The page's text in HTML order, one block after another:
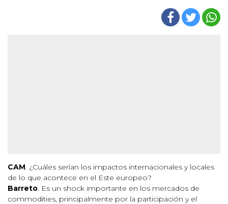
CAM. ¿Cuáles serían los impactos internacionales y locales
de lo que acontece en el Este europeo?
Barreto. Es un shock importante en los mercados de
commodities, principalmente por la participación y el